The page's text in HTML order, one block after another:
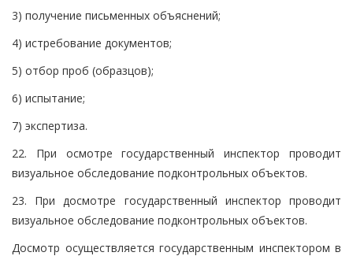
3) получение письменных объяснений;
4) истребование документов;
5) отбор проб (образцов);
6) испытание;
7) экспертиза.
22. При осмотре государственный инспектор проводит
визуальное обследование подконтрольных объектов.
23. При досмотре государственный инспектор проводит
визуальное обследование подконтрольных объектов.
Досмотр осуществляется государственным инспектором в